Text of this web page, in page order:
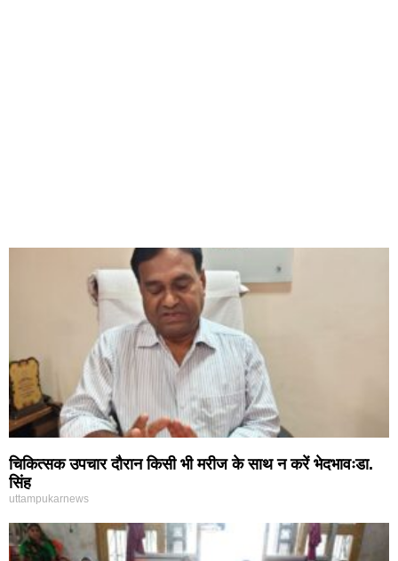
चिकित्सक उपचार दौरान किसी भी मरीज के साथ न करें भेदभावःडा.
सिंह
uttampukarnews